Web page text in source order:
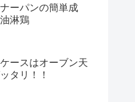
ーパンの簡単成
淋鶏
ースはオーブン天
タリ！！